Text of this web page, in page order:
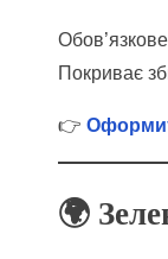
Покриває
👉
🌍